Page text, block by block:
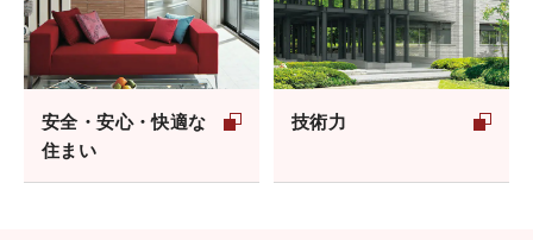
安全・安心・快適な
住まい
技術力